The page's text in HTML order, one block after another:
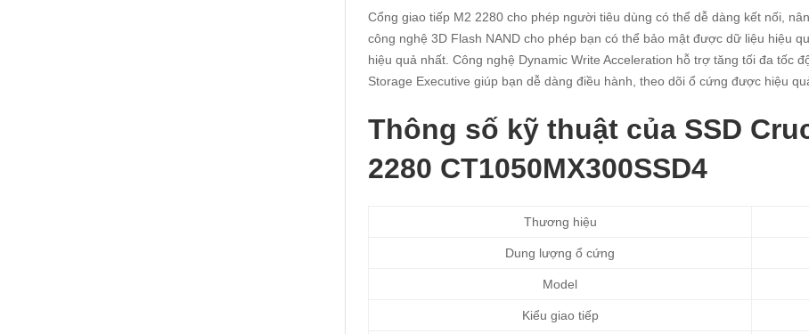
Cổng giao tiếp M2 2280 cho phép người tiêu dùng có thể dễ dàng kết nối,
công nghệ 3D Flash NAND cho phép bạn có thể bảo mật được dữ liệu hiệu
hiệu quả nhất. Công nghệ Dynamic Write Acceleration hỗ trợ tăng tối đa tốc
Storage Executive giúp bạn dễ dàng điều hành, theo dõi ổ cứng được hiệu
Thông số kỹ thuật của SSD
2280 CT1050MX300SSD4
Thương hiệu
Dung lượng ổ cứng
Model
Kiểu giao tiếp